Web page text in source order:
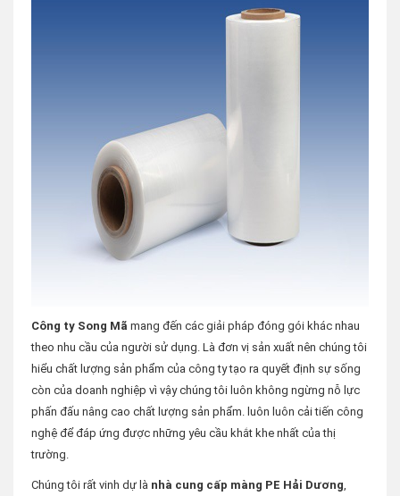
Công ty Song Mã mang đến các giải pháp đóng gói khác nhau
theo nhu cầu của người sử dụng. Là đơn vị sản xuất nên chúng tôi
hiểu chất lượng sản phẩm của công ty tạo ra quyết định sự sống
còn của doanh nghiệp vì vậy chúng tôi luôn không ngừng nỗ lực
phấn đấu nâng cao chất lượng sản phẩm. luôn luôn cải tiến công
nghệ để đáp ứng được những yêu cầu khắt khe nhất của thị
trường.
Chúng tôi rất vinh dự là nhà cung cấp màng PE Hải Dương,